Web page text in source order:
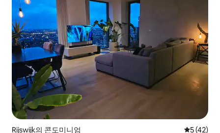
Rijswijk의 콘도미니엄 평점 5점
5 (42)